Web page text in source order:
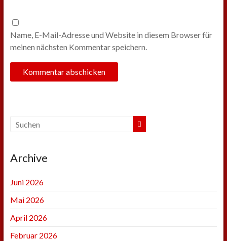
Name, E-Mail-Adresse und Website in diesem Browser für
meinen nächsten Kommentar speichern.
Archive
Juni 2026
Mai 2026
April 2026
Februar 2026